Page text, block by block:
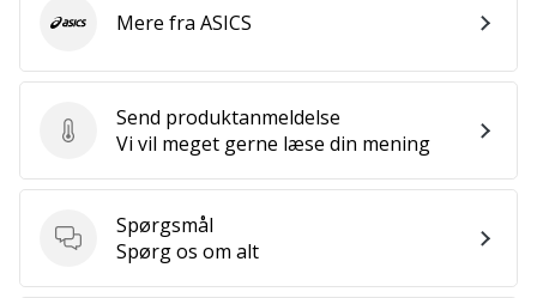
artikler
Send produktanmeldelse
Send produktanmeldelse
Vi vil meget gerne læse din mening
Spørgsmål
Spørgsmål
Spørg os om alt
ASICSMere fra ASICS